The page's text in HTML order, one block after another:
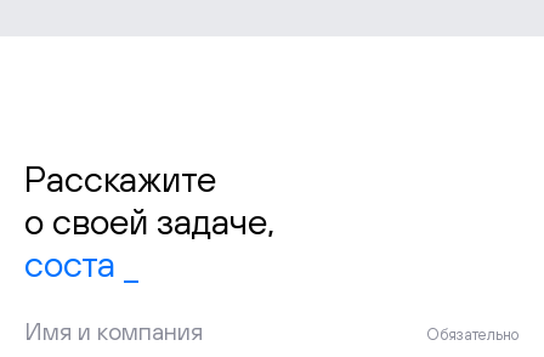
Расскажите
о своей задаче,
н
Имя и компания Обязательно